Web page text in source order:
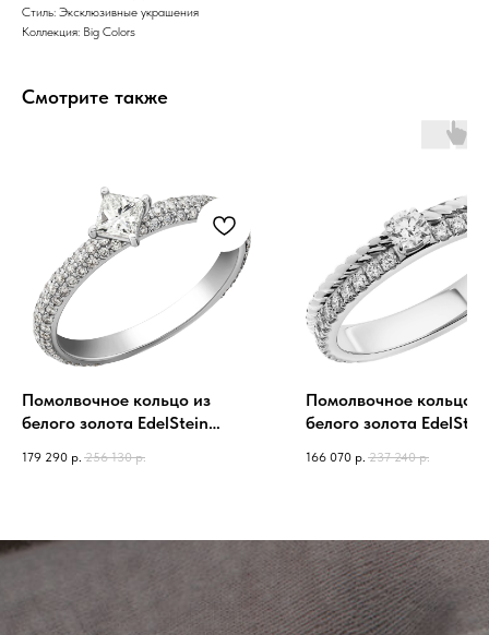
Стиль: Эксклюзивные украшения
Коллекция: Big Colors
Смотрите также
Помолвочное кольцо из
белого золота EdelStein
179 290 р. 256 130 р.
Помолвочное кольцо
белого золота
166 070 р. 237 240 р.